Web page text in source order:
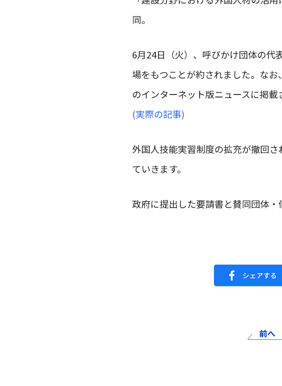
同。
6月24日（火）、呼びかけ団体の代
場をもつことが約されました。な
のインターネット版ニュースに掲載
(実際の記事)
外国人技能実習制度の拡充が撤回
ていきます。
政府に提出した要請書と賛同団体・
前へ